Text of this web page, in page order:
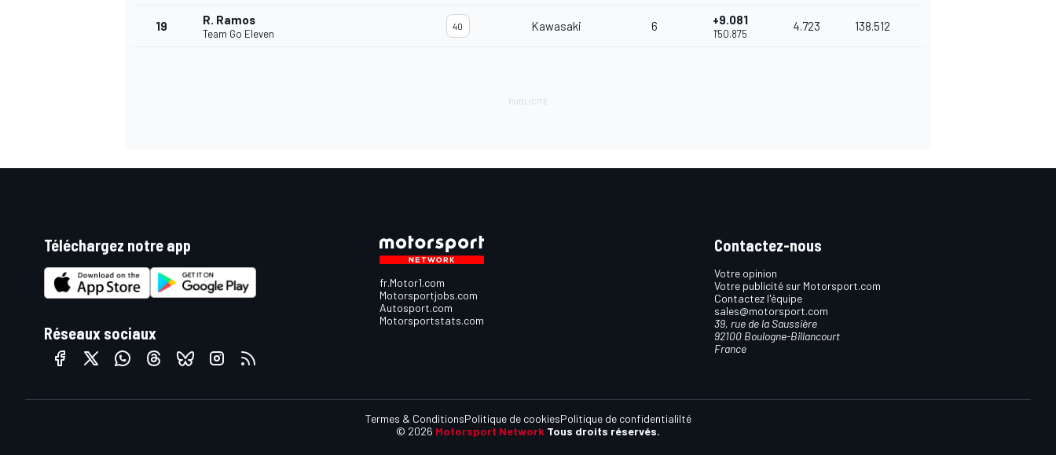
19 R. Ramos
Team Go Eleven
40 Kawasaki 6 +9.081
1'50.875
4.723 138.512
Téléchargez notre app
Réseaux sociaux
fr.Motor1.com
Motorsportjobs.com
Autosport.com
Motorsportstats.com
Contactez-nous
Votre opinion
Votre publicité sur Motorsport.com
Contactez l'équipe
sales@motorsport.com
39, rue de la Saussière
92100 Boulogne-Billancourt
France
© 2026 Motorsport Network Tous droits réservés.
Termes & ConditionsPolitique de cookiesPolitique de confidentialilté